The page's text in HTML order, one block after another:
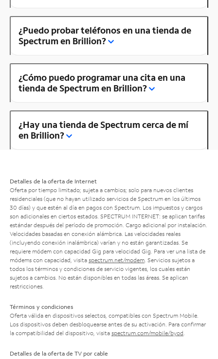
¿Puedo probar teléfonos en una tienda de
Spectrum en Brillion?
¿Cómo puedo programar una cita en una
tienda de Spectrum en Brillion?
¿Hay una tienda de Spectrum cerca de mí
en Brillion?
Detalles de la oferta de Internet
Oferta por tiempo limitado; sujeta a cambios; solo para nuevos clientes
residenciales (que no hayan utilizado servicios de Spectrum en los últimos
30 días) y que estén al día en pagos con Spectrum. Los impuestos y cargos
son adicionales en ciertos estados. SPECTRUM INTERNET: se aplican tarifas
estándar después del período de promoción. Cargo adicional por instalación.
Velocidades basadas en conexión alámbrica. Las velocidades reales
(incluyendo conexión inalámbrica) varían y no están garantizadas. Se
requiere módem con capacidad Gig para velocidad Gig. Para ver una lista de
módems con capacidad, visita spectrum.net/modem . Servicios sujetos a
todos los términos y condiciones de servicio vigentes, los cuales están
sujetos a cambios. No están disponibles en todas las áreas. Se aplican
restricciones.
Términos y condiciones
Oferta válida en dispositivos selectos, compatibles con Spectrum Mobile.
Los dispositivos deben desbloquearse antes de su activación. Para confirmar
la compatibilidad del dispositivo, visita spectrum.com/mobile/byod
Detalles de la oferta de TV por cable